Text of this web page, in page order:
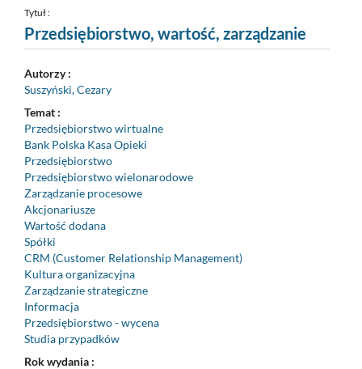
nr
1
Tytuł :
Przedsiębiorstwo, wartość, zarządzanie
Autorzy :
Suszyński, Cezary
Temat :
Przedsiębiorstwo wirtualne
Bank Polska Kasa Opieki
Przedsiębiorstwo
Przedsiębiorstwo wielonarodowe
Zarządzanie procesowe
Akcjonariusze
Wartość dodana
Spółki
CRM (Customer Relationship Management)
Kultura organizacyjna
Zarządzanie strategiczne
Informacja
Przedsiębiorstwo - wycena
Studia przypadków
Rok wydania :